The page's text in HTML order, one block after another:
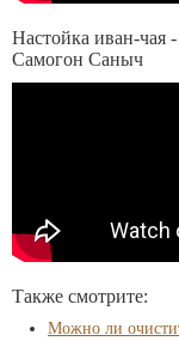
Настойка иван-чая
Самогон Саныч
Также смотрите:
Можно ли